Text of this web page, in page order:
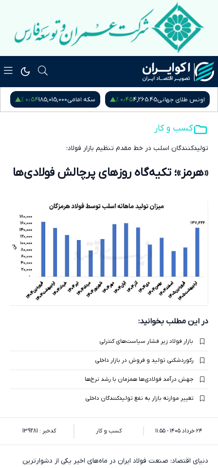
اونس طلای جهانی4,265.45۰٫۴۵ % سکه امامی185,015,000۰٫۵۴ %
کسب و کار
تولیدکنندگان اسلب در خط مقدم تنظیم بازار فولاد؛
«هرمز»؛ تکیه‌گاه روزهای پرچالش فولادی‌ها
در این مطلب بخوانید:
بازار فولاد زیر فشار سیاست‌های کنترلی
رکوردشکنی تولید و فروش در بازار داخلی
جهش درآمد فولادی‌ها همزمان با رشد نرخ‌ها
تغییر موازنه بازار به نفع تولیدکنندگان داخلی
۲۴ خرداد ۱۴۰۵ - ۱۱:۵۵ کسب و کار کدخبر : 139281
دنیای اقتصاد: صنعت فولاد ایران در ماه‌های اخیر یکی از دشوارترین